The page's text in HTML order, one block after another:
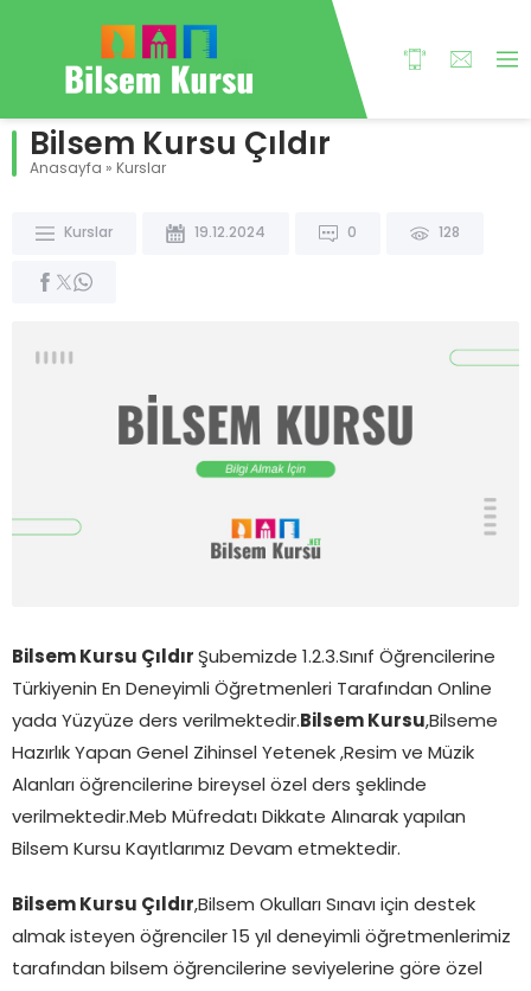
Bilsem Kursu Çıldır
Anasayfa » Kurslar
Kurslar 19.12.2024 0 128
Bilsem Kursu Çıldır Şubemizde 1.2.3.Sınıf Öğrencilerine
Türkiyenin En Deneyimli Öğretmenleri Tarafından Online
yada Yüzyüze ders verilmektedir. Bilsem Kursu ,Bilseme
Hazırlık Yapan Genel Zihinsel Yetenek ,Resim ve Müzik
Alanları öğrencilerine bireysel özel ders şeklinde
verilmektedir.Meb Müfredatı Dikkate Alınarak yapılan
Bilsem Kursu Kayıtlarımız Devam etmektedir.
Bilsem Kursu Çıldır,Bilsem Okulları Sınavı için destek
almak isteyen öğrenciler 15 yıl deneyimli öğretmenlerimiz
tarafından bilsem öğrencilerine seviyelerine göre özel